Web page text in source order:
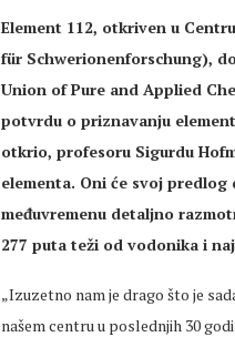
Element 112, otkriven u
für Schwerionenforschung),
Union of Pure and Applied
potvrdu o priznavanju
otkrio, profesoru Sigurdu
elementa. Oni će svoj
međuvremenu detaljno
277 puta teži od vodonika i
„Izuzetno nam je drago što je
našem centru u poslednjih 30